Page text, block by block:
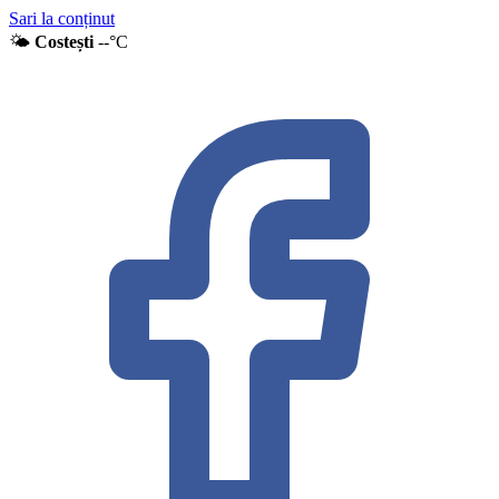
Sari la conținut
🌤 Costești --°C